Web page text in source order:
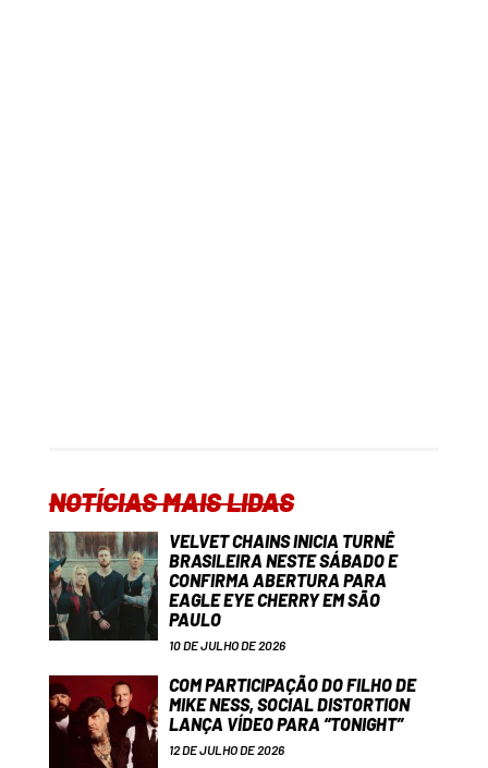
NOTÍCIAS MAIS LIDAS
VELVET CHAINS INICIA TURNÊ
BRASILEIRA NESTE SÁBADO E
CONFIRMA ABERTURA PARA
EAGLE EYE CHERRY EM SÃO
PAULO
10 DE JULHO DE 2026
COM PARTICIPAÇÃO DO FILHO DE
MIKE NESS, SOCIAL DISTORTION
LANÇA VÍDEO PARA “TONIGHT”
12 DE JULHO DE 2026